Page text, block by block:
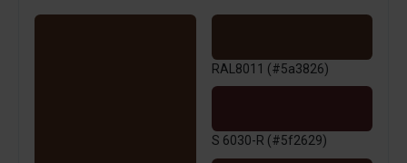
RAL8011 (#5a3826)
S 6030-R (#5f2629)